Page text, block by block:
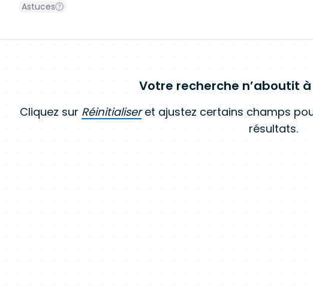
Astuces
Votre recherche n’aboutit
Cliquez sur Réinitialiseret ajustez certains champs
résultats.